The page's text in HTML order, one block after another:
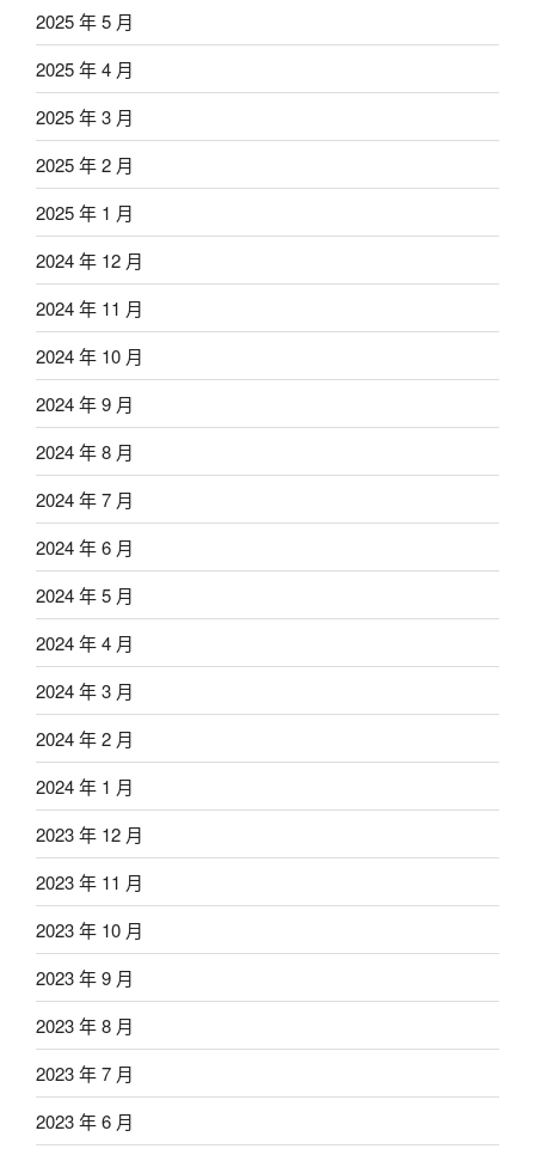
2025 年 5 月
2025 年 4 月
2025 年 3 月
2025 年 2 月
2025 年 1 月
2024 年 12 月
2024 年 11 月
2024 年 10 月
2024 年 9 月
2024 年 8 月
2024 年 7 月
2024 年 6 月
2024 年 5 月
2024 年 4 月
2024 年 3 月
2024 年 2 月
2024 年 1 月
2023 年 12 月
2023 年 11 月
2023 年 10 月
2023 年 9 月
2023 年 8 月
2023 年 7 月
2023 年 6 月